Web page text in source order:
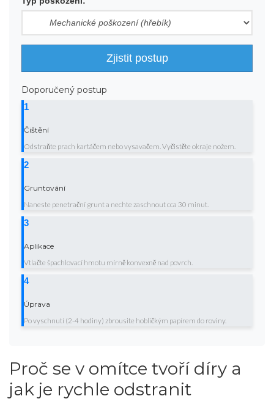
Zjistit postup
Doporučený postup
1
Čištění
Odstraňte prach kartáčem nebo vysavačem. Vyčistěte okraje nožem.
2
Gruntování
Naneste penetrační grunt a nechte zaschnout cca 30 minut.
3
Aplikace
Vtlačte špachlovací hmotu mírně konvexně nad povrch.
4
Úprava
Po vyschnutí (2-4 hodiny) zbrousite hobličkým papírem do roviny.
Proč se v omítce tvoří díry a
jak je rychle odstranit